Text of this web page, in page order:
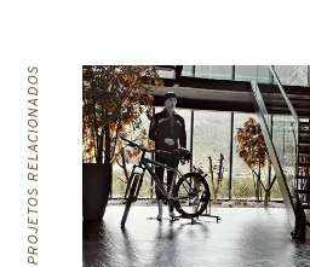
PROJETOS RELACIONADOS